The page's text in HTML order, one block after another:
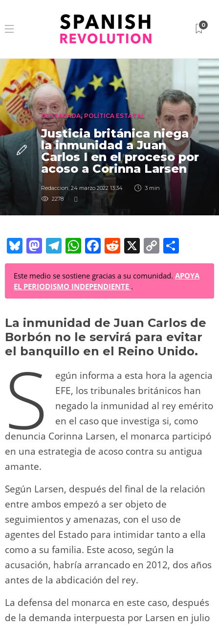
0
DESTACADA, POLÍTICA ESTATAL
Justicia británica niega
la inmunidad a Juan
Carlos I en el proceso por
acoso a Corinna Larsen
Redaccion,24 marzo 2022 13:34
3 min
2278
Bl
u
e
sk
y
M
a
st
o
d
o
n
T
el
e
gr
a
m
W
h
at
s
A
p
p
F
a
c
e
b
o
o
R
e
d
di
t
X
C
o
p
y
Li
n
k
o
m
p
ar
tir
Este medio se sostiene gracias a su comunidad. APOYA
EL PERIODISMO INDEPENDIENTE .
La inmunidad de Juan Carlos de
Borbón no le servirá para evitar
el banquillo en el Reino Unido.
S
egún informa a esta hora la agencia
EFE, los tribunales británicos han
negado la inmunidad al rey emérito
en el caso que investiga si, como
denuncia Corinna Larsen, el monarca participó
en una estrategia de acoso contra su antigua
amante.
Según Larsen, después del final de la relación
entre ambos empezó a ser objeto de
seguimientos y amenazas, con el uso de
agentes del Estado para intimidar tanto a ella
como a su familia. Este acoso, según la
acusación, habría arrancado en 2012, dos años
antes de la abdicación del rey.
La defensa del monarca en este caso, después
de la demanda interpuesta por Larsen en julio